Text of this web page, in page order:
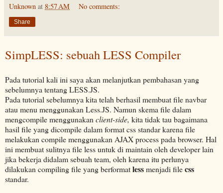
Unknown at 8:57 AM No comments:
Share
SimpLESS: sebuah LESS Compiler
Pada tutorial kali ini saya akan melanjutkan pembahasan yang
sebelumnya tentang LESS.JS.
Pada tutorial sebelumnya kita telah berhasil membuat file navbar
atau menu menggunakan Less.JS. Namun skema file dalam
mengcompile menggunakan client-side, kita tidak tau bagaimana
hasil file yang dicompile dalam format css standar karena file
melakukan compile menggunakan AJAX process pada browser. Hal
ini membuat sulitnya file less untuk di maintain oleh developer lain
jika bekerja didalam sebuah team, oleh karena itu perlunya
dilakukan compiling file yang berformatlessmenjadi filecss
standar.